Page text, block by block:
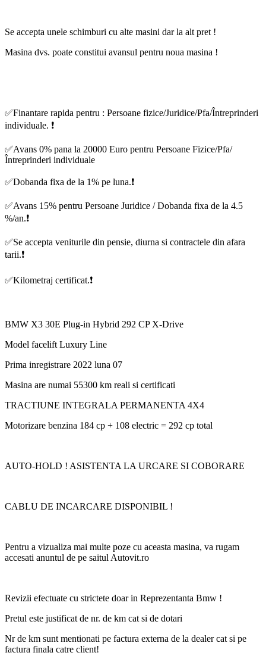
Se accepta unele schimburi cu alte masini dar la alt pret !
Masina dvs. poate constitui avansul pentru noua masina !
✅Finantare rapida pentru : Persoane fizice/Juridice/Pfa/Întreprinderi
individuale. ❗️
✅Avans 0% pana la 20000 Euro pentru Persoane Fizice/Pfa/
Întreprinderi individuale
✅Dobanda fixa de la 1% pe luna.❗️
✅Avans 15% pentru Persoane Juridice / Dobanda fixa de la 4.5
%/an.❗️
✅Se accepta veniturile din pensie, diurna si contractele din afara
tarii.❗️
✅Kilometraj certificat.❗️
BMW X3 30E Plug-in Hybrid 292 CP X-Drive
Model facelift Luxury Line
Prima inregistrare 2022 luna 07
Masina are numai 55300 km reali si certificati
TRACTIUNE INTEGRALA PERMANENTA 4X4
Motorizare benzina 184 cp + 108 electric = 292 cp total
AUTO-HOLD ! ASISTENTA LA URCARE SI COBORARE
CABLU DE INCARCARE DISPONIBIL !
Pentru a vizualiza mai multe poze cu aceasta masina, va rugam
accesati anuntul de pe saitul Autovit.ro
Revizii efectuate cu strictete doar in Reprezentanta Bmw !
Pretul este justificat de nr. de km cat si de dotari
Nr de km sunt mentionati pe factura externa de la dealer cat si pe
factura finala catre client!